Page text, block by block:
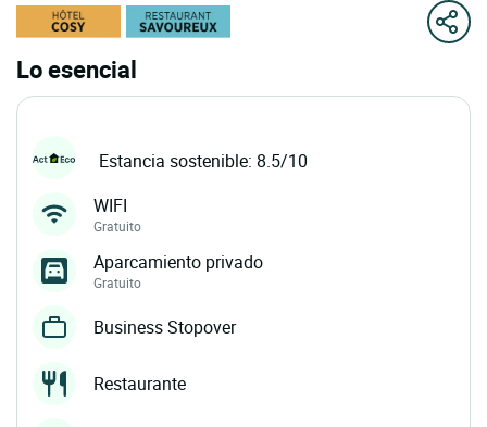
Lo esencial
Estancia sostenible: 8.5/10
WIFI
Gratuito
Aparcamiento privado
Gratuito
Business Stopover
Restaurante